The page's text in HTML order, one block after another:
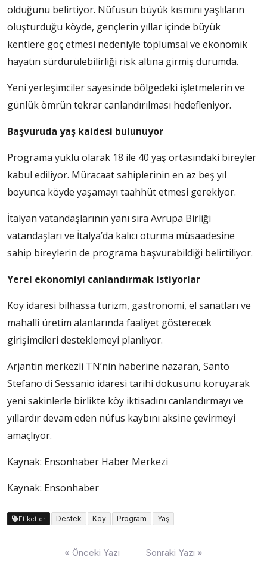
olduğunu belirtiyor. Nüfusun büyük kısmını yaşlıların
oluşturduğu köyde, gençlerin yıllar içinde büyük
kentlere göç etmesi nedeniyle toplumsal ve ekonomik
hayatın sürdürülebilirliği risk altına girmiş durumda.
Yeni yerleşimciler sayesinde bölgedeki işletmelerin ve
günlük ömrün tekrar canlandırılması hedefleniyor.
Başvuruda yaş kaidesi bulunuyor
Programa yüklü olarak 18 ile 40 yaş ortasındaki bireyler
kabul ediliyor. Müracaat sahiplerinin en az beş yıl
boyunca köyde yaşamayı taahhüt etmesi gerekiyor.
İtalyan vatandaşlarının yanı sıra Avrupa Birliği
vatandaşları ve İtalya’da kalıcı oturma müsaadesine
sahip bireylerin de programa başvurabildiği belirtiliyor.
Yerel ekonomiyi canlandırmak istiyorlar
Köy idaresi bilhassa turizm, gastronomi, el sanatları ve
mahallî üretim alanlarında faaliyet gösterecek
girişimcileri desteklemeyi planlıyor.
Arjantin merkezli TN’nin haberine nazaran, Santo
Stefano di Sessanio idaresi tarihi dokusunu koruyarak
yeni sakinlerle birlikte köy iktisadını canlandırmayı ve
yıllardır devam eden nüfus kaybını aksine çevirmeyi
amaçlıyor.
Kaynak: Ensonhaber Haber Merkezi
Kaynak: Ensonhaber
Etiketler Destek Köy Program Yaş
« Önceki Yazı Sonraki Yazı »